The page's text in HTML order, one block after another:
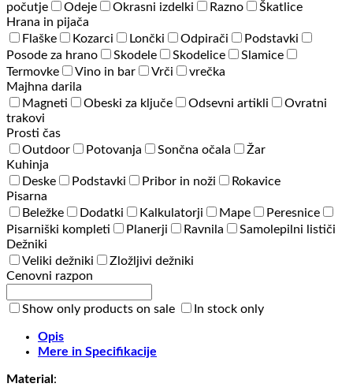
počutje
Odeje Okrasni izdelki Razno
Škatlice
Hrana in pijača
Flaške
Kozarci Lončki Odpirači
Podstavki
Posode za hrano
Skodele Skodelice
Slamice
Termovke
Vino in bar Vrči
vrečka
Majhna darila
Magneti
Obeski za ključe Odsevni artikli
Ovratni
trakovi
Prosti čas
Outdoor
Potovanja Sončna očala
Žar
Kuhinja
Deske
Podstavki Pribor in noži
Rokavice
Pisarna
Beležke
Dodatki Kalkulatorji Mape
Peresnice
Pisarniški kompleti
Planerji Ravnila
Samolepilni lističi
Dežniki
Veliki dežniki
Zložljivi dežniki
Cenovni razpon
Show only products on sale In stock only
Opis
Mere in Specifikacije
Material :